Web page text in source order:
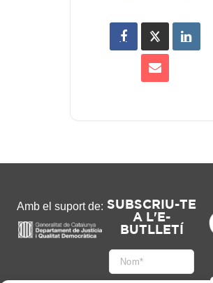
Amb el suport de: SUBSCRIU-TE
A L'E-
BUTLLETÍ